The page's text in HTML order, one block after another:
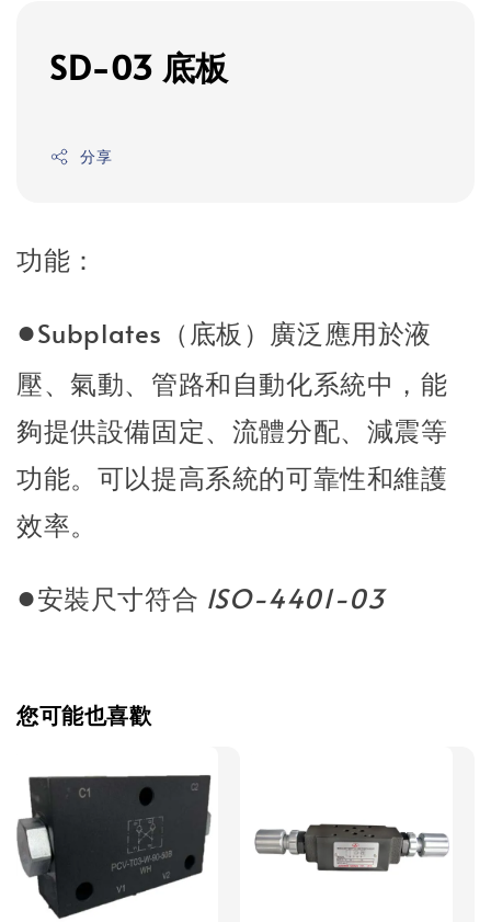
SD-03 底板
分享
功能：
●Subplates（底板）廣泛應用於液
壓、氣動、管路和自動化系統中，能
夠提供設備固定、流體分配、減震等
功能。可以提高系統的可靠性和維護
效率。
●安裝尺寸符合 ISO-4401-03
您可能也喜歡